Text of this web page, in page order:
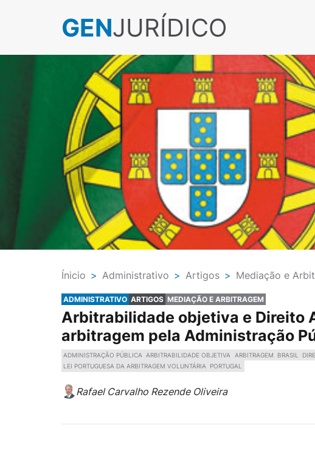
GENJURÍDICO
Ínicio > Administrativo > Artigos > Mediação e
ADMINISTRATIVO ARTIGOS MEDIAÇÃO E ARBITRAGEM
Arbitrabilidade objetiva e Direito
arbitragem pela Administração
ADMINISTRAÇÃO PÚBLICA ARBITRABILIDADE OBJETIVA ARBITRAGEM BRASIL
LEI PORTUGUESA DA ARBITRAGEM VOLUNTÁRIA
PORTUGAL
Rafael Carvalho Rezende Oliveira